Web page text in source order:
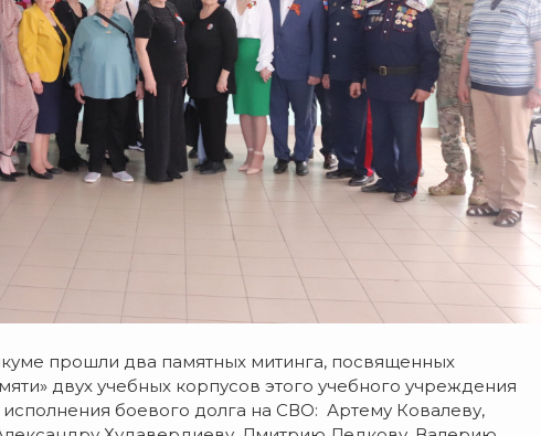
прошли два памятных митинга, посвященных
двух учебных корпусов этого учебного учреждения
боевого долга на СВО: Артему Ковалеву,